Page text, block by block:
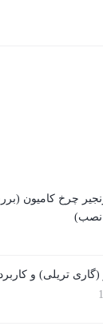
چرخ کامیون
(گاری تریلی) و